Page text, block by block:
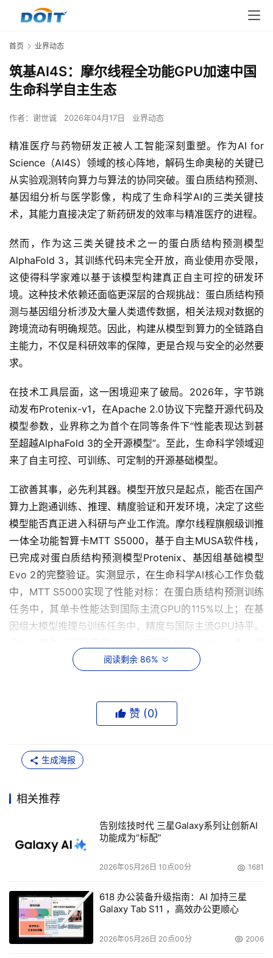
首页 业界动态
筑基AI4S：摩尔线程全功能GPU加速中国
生命科学自主生态
作者： 谢世诚 2026年04月17日 业界动态
精准医疗与药物研发正被人工智能深刻重塑。作为AI for
Science（AI4S）领域的核心阵地，解码生命奥秘的关键已
从实验观测转向算力与算法的协同突破。蛋白质结构预测、
基因组分析与医学影像，构成了生命科学AI的三类关键技
术，其能力直接决定了新药研发的效率与精准医疗的进程。
然而，作为这三类关键技术之一的蛋白质结构预测模型
AlphaFold 3，其训练代码未完全开放，商业使用亦受限，
这使得科学家难以基于该模型构建真正自主可控的研发环
境。这种技术依赖还面临更深层的合规挑战：蛋白质结构预
测与基因组分析涉及大量人类遗传数据，相关法规对数据的
跨境流动有明确规范。因此，构建从模型到算力的全链路自
主能力，不仅是科研效率的保障，更是合规与安全的必然要
求。
在技术工具层面，这一困境迎来了破局。2026年，字节跳
动发布Protenix-v1，在Apache 2.0协议下完整开源代码及
模型参数，业界称之为首个在同等条件下“性能表现达到甚
至超越AlphaFold 3的全开源模型”。至此，生命科学领域迎
来了自主可控、可训练、可定制的开源基础模型。
工欲善其事，必先利其器。模型开放只是起点，能否在国产
算力上跑通训练、推理、精度验证和开发环境，决定了这些
模型能否真正进入科研与产业工作流。摩尔线程旗舰级训推
一体全功能智算卡MTT S5000，基于自主MUSA软件栈，
已完成对蛋白质结构预测模型Protenix、基因组基础模型
Evo 2的完整验证。实测显示，在生命科学AI核心工作负载
中，MTT S5000实现了性能对标：在蛋白质结构预测训练
任务中，其单卡性能达到国际主流GPU的115%以上；在基
因组大模型推理与训练任务中，精度与国际主流GPU持平。
学影像这一关键环节提供国产算力支持，进一步增强了
生物医药研发对算力的依赖日益加深，而算力供应链的安全
性直接影响科研与产业的稳定性。摩尔线程全功能GPU能够
构、药企及医疗机构提供了自主可控的高性能计算基座，降
这是中国AI医药研发领域的一个里程碑事件：从可控模型到
自主算力，从结构预测到医学影像，一个完整、开放、可控
的AI医药研发底座正在形成。
人类生命体由约30亿个碱基对编码而成。若将人体比作一
台精密运行的计算系统，感冒发烧如同临时进程异常，免疫
机制可自动修复。然而，癌症、渐冻症等重大疾病的根源，
是写入基因组深处的代码错误：抑癌基因被篡改，导致细胞
阅读剩余 86%
赞 (0)
生成海报
相关推荐
告别炫技时代 三星Galaxy系列让创新AI
功能成为“标配”
2026年05月26日 10点00分 1681
618 办公装备升级指南：AI 加持三星
Galaxy Tab S11 ，高效办公更顺心
2026年05月26日 20点00分 2006